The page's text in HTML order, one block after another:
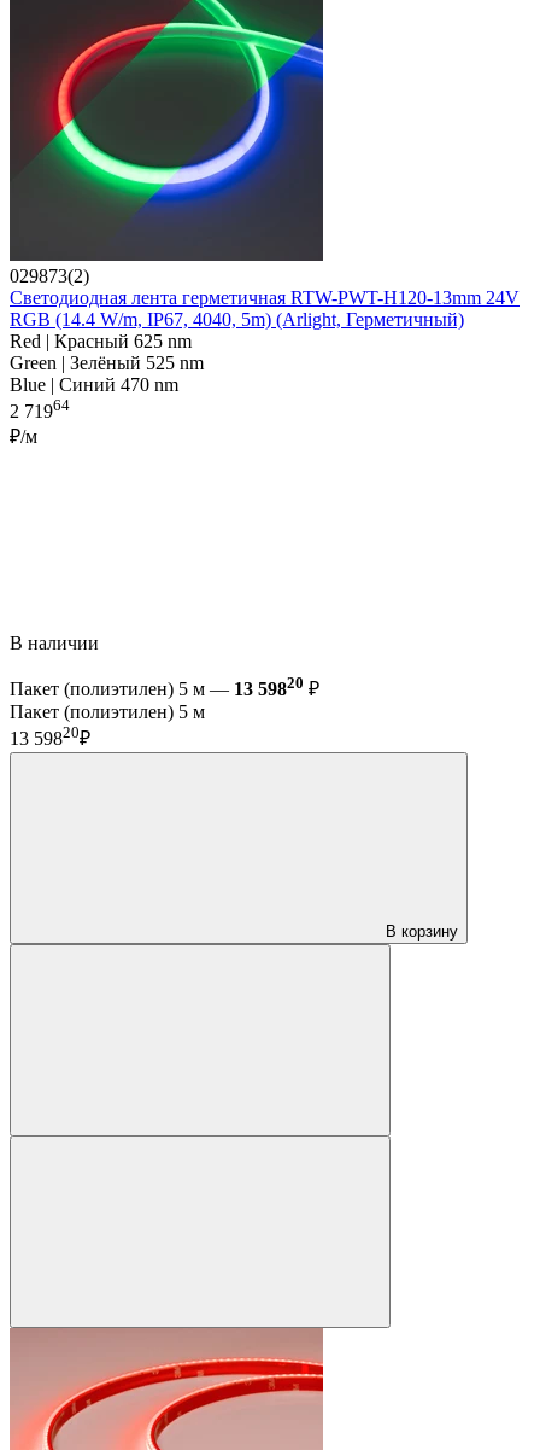
029873(2)
Светодиодная лента герметичная RTW-PWT-H120-13mm 24V
RGB (14.4 W/m, IP67, 4040, 5m) (Arlight, Герметичный)
Red | Красный 625 nm
Green | Зелёный 525 nm
Blue | Синий 470 nm
2 71964
₽/м
В наличии
Пакет (полиэтилен) 5 м — 13 59820 ₽
Пакет (полиэтилен) 5 м
13 59820₽
В корзину